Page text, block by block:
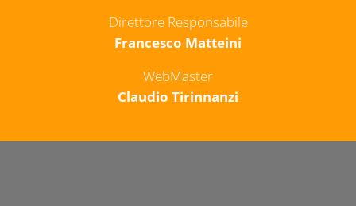
Direttore Responsabile
Francesco Matteini
WebMaster
Claudio Tirinnanzi